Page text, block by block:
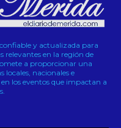
y actualizada para
relevantes en la región de
a proporcionar una
nacionales e
los eventos que impactan a